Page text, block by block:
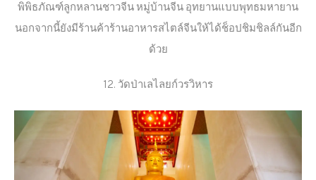
พิพิธภัณฑ์ลูกหลานชาวจีน หมู่บ้านจีน อุทยานแบบพุทธมหายาน
นอกจากนี้ยังมีร้านค้าร้านอาหารสไตล์จีนให้ได้ช็อปชิมชิลล์กันอีก
ด้วย
12. วัดป่าเลไลยก์วรวิหาร